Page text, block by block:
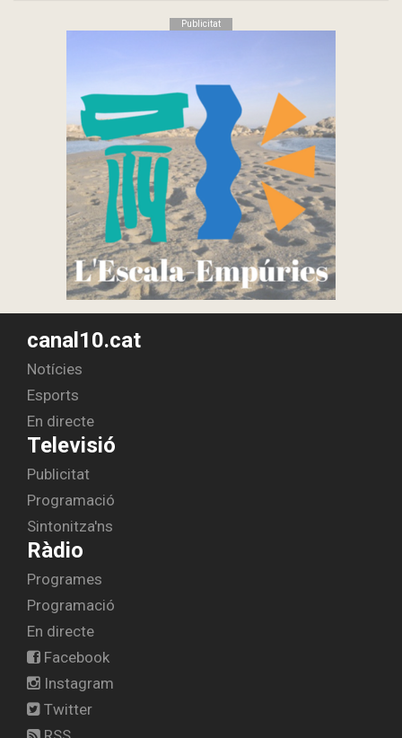
Publicitat
canal10.cat
Notícies
Esports
En directe
Televisió
Publicitat
Programació
Sintonitza'ns
Ràdio
Programes
Programació
En directe
Facebook
Instagram
Twitter